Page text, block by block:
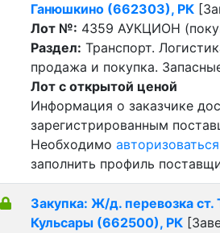
Ганюшкино (662303), РК
Лот №: 4359 АУКЦИОН
Раздел: Транспорт.
продажа и покупка.
Лот с открытой ценой
Информация о заказчике
зарегистрированным
Необходимо авторизоваться
заполнить профиль
Закупка: Ж/д. перевозка
Кульсары (662500), РК